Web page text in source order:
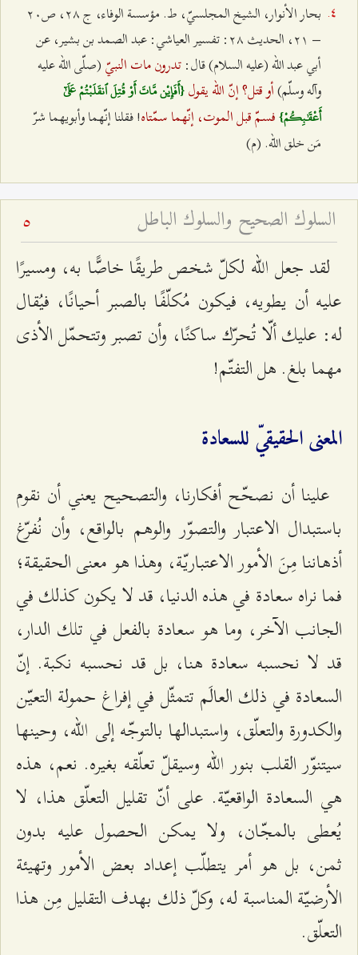
بحار الأنوار، الشيخ المجلسيّ، ط. مؤسسة الوفاء، ج ٢۸، ص٢۰
– ٢۱، الحديث ٢۸: تفسير العياشي: عبد الصمد بن بشير، عن
أبي عبد الله (عليه السلام) قال:تدرون مات النبيّ(صلّى الله عليه
وآله وسلّم)أو قتل؟ إنّ الله يقول{أَفَإِيْن مَّاتَ أَوْ قُتِلَ ٱنقَلَبْتُمْ عَلَىٰٓ
أَعْقَٰبِكُمْ}فسمّ قبل الموت، إنّهما سمّتاه! فقلنا إنّهما وأبويهما شرّ
مَن خلق الله. (م)
السلوك الصحيح والسلوك الباطل 5
لقد جعل الله لكلّ شخص طريقًا خاصًّا به، ومسيرًا
عليه أن يطويه، فيكون مُكلّفًا بالصبر أحيانًا، فيُقال
له: عليك ألّا تُحرّك ساكنًا، وأن تصبر وتتحمّل الأذى
مهما بلغ. هل التفتّم!
المعنى الحقيقيّ للسعادة
علينا أن نصحّح أفكارنا، والتصحيح يعني أن نقوم
باستبدال الاعتبار والتصوّر والوهم بالواقع، وأن نُفرّغ
أذهاننا مِنَ الأمور الاعتباريّة، وهذا هو معنى الحقيقة؛
فما نراه سعادة في هذه الدنيا، قد لا يكون كذلك في
الجانب الآخر، وما هو سعادة بالفعل في تلك الدار،
قد لا نحسبه سعادة هنا، بل قد نحسبه نكبة. إنّ
السعادة في ذلك العالَم تتمثّل في إفراغ حمولة التعيّن
والكدورة والتعلّق، واستبدالها بالتوجّه إلى الله، وحينها
سيتنوّر القلب بنور الله وسيقلّ تعلّقه بغيره. نعم، هذه
هي السعادة الواقعيّة. على أنّ تقليل التعلّق هذا، لا
يُعطى بالمجّان، ولا يمكن الحصول عليه بدون
ثمن، بل هو أمر يتطلّب إعداد بعض الأمور وتهيئة
الأرضيّة المناسبة له، وكلّ ذلك بهدف التقليل مِن هذا
التعلّق.